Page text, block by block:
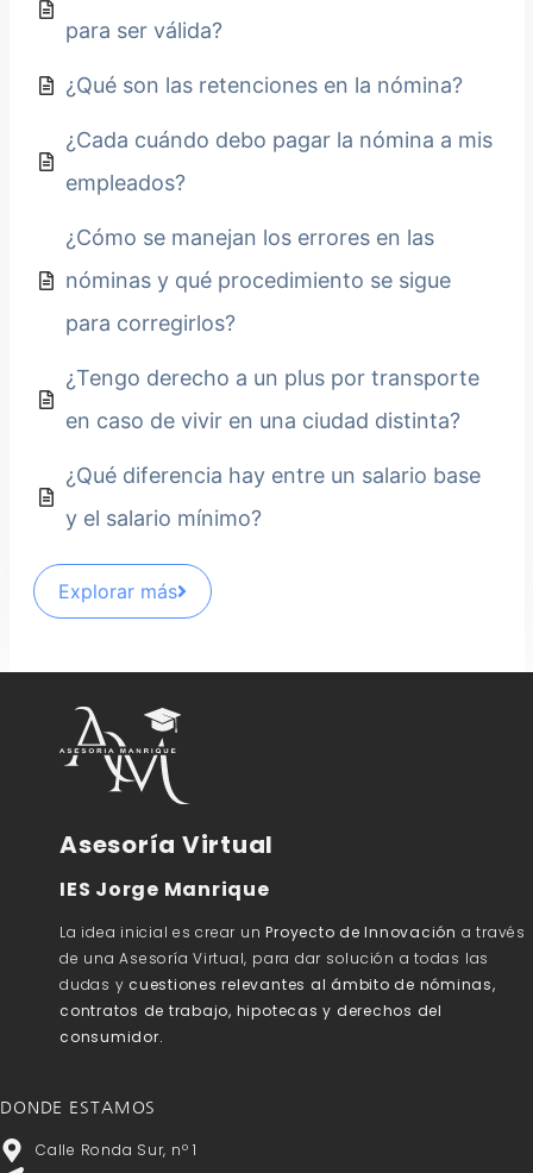
para ser válida?
¿Qué son las retenciones en la nómina?
¿Cada cuándo debo pagar la nómina a mis
empleados?
¿Cómo se manejan los errores en las
nóminas y qué procedimiento se sigue
para corregirlos?
¿Tengo derecho a un plus por transporte
en caso de vivir en una ciudad distinta?
¿Qué diferencia hay entre un salario base
y el salario mínimo?
Explorar más
Asesoría Virtual
IES Jorge Manrique
La idea inicial es crear unProyecto de Innovación a través
de una Asesoría Virtual, para dar solución a todas las
dudas y cuestiones relevantes al ámbito de nóminas,
contratos de trabajo, hipotecas y derechos del
consumidor.
DONDE ESTAMOS
Calle Ronda Sur, nº 1